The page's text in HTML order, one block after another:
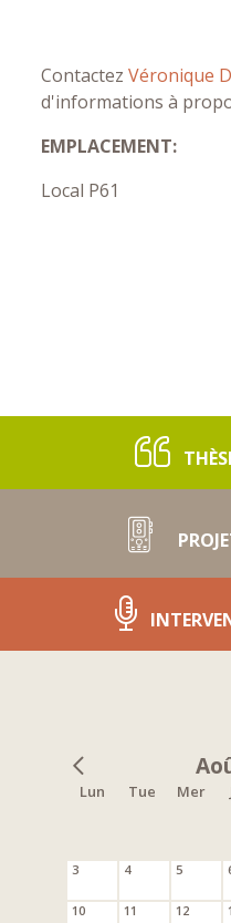
ContactezVéronique
d'informations à
EMPLACEMENT:
Local P61
Lun Tue Mer
3 4 5
10 11 12